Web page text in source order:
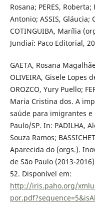
Rosana; PERES,
Antonio; ASSIS, Gláucia;
COTINGUIBA, Marília
Jundiaí: Paco Editorial,
GAETA, Rosana
OLIVEIRA, Gisele Lopes
OROZCO, Yury Puello;
Maria Cristina dos. A
saúde para imigrantes
Paulo/SP. In: PADILHA,
Souza Ramos;
Aparecida do (orgs.).
de São Paulo (2013-
52. Disponível em:
http://iris.paho.org/